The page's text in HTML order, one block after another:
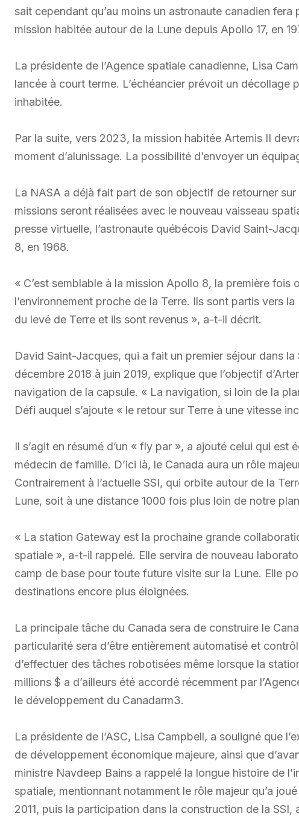
sait cependant qu’au moins un astronaute canadien fera
mission habitée autour de la Lune depuis Apollo 17, en
La présidente de l’Agence spatiale canadienne, Lisa
lancée à court terme. L’échéancier prévoit un décollage
inhabitée.
Par la suite, vers 2023, la mission habitée Artemis II
moment d’alunissage. La possibilité d’envoyer un
La NASA a déjà fait part de son objectif de retourner
missions seront réalisées avec le nouveau vaisseau
presse virtuelle, l’astronaute québécois David Saint-
8, en 1968.
« C’est semblable à la mission Apollo 8, la première fois
l’environnement proche de la Terre. Ils sont partis vers
du levé de Terre et ils sont revenus », a-t-il décrit.
David Saint-Jacques, qui a fait un premier séjour dans
décembre 2018 à juin 2019, explique que l’objectif
navigation de la capsule. « La navigation, si loin de la
Défi auquel s’ajoute « le retour sur Terre à une vitesse
Il s’agit en résumé d’un « fly par », a ajouté celui qui
médecin de famille. D’ici là, le Canada aura un rôle
Contrairement à l’actuelle SSI, qui orbite autour de la
Lune, soit à une distance 1000 fois plus loin de notre
« La station Gateway est la prochaine grande
spatiale », a-t-il rappelé. Elle servira de nouveau
camp de base pour toute future visite sur la Lune. Elle
destinations encore plus éloignées.
La principale tâche du Canada sera de construire le
particularité sera d’être entièrement automatisé et
d’effectuer des tâches robotisées même lorsque la
millions $ a d’ailleurs été accordé récemment par
le développement du Canadarm3.
La présidente de l’ASC, Lisa Campbell, a souligné que
de développement économique majeure, ainsi que
ministre Navdeep Bains a rappelé la longue histoire de
spatiale, mentionnant notamment le rôle majeur qu’a
2011, puis la participation dans la construction de la